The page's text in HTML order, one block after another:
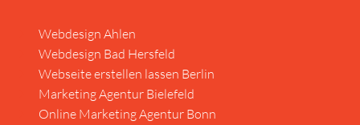
Webdesign Ahlen
Webdesign Bad Hersfeld
Webseite erstellen lassen Berlin
Marketing Agentur Bielefeld
Online Marketing Agentur Bonn